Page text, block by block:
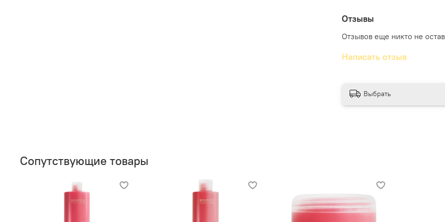
блестят и мягкие на
эффективности,
Отзывы
Отзывов еще никто не
Написать отзыв
Выбрать
Сопутствующие товары